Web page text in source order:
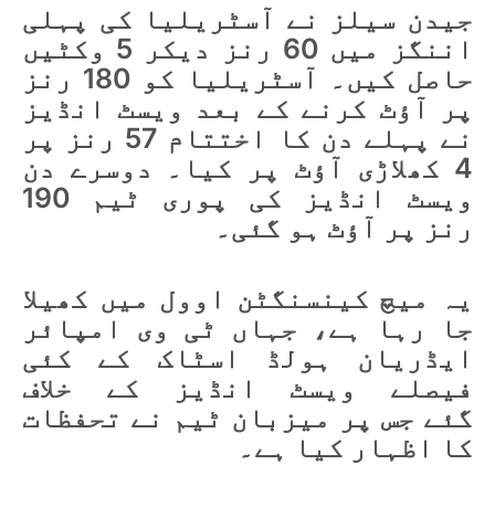
جیدن سیلز نے آسٹریلیا کی پہلی
اننگز میں 60 رنز دیکر 5 وکٹیں
حاصل کیں۔ آسٹریلیا کو 180 رنز
پر آؤٹ کرنے کے بعد ویسٹ انڈیز
نے پہلے دن کا اختتام 57 رنز پر
4 کھلاڑی آؤٹ پر کیا۔ دوسرے دن
ویسٹ انڈیز کی پوری ٹیم 190
رنز پر آؤٹ ہو گئی۔
یہ میچ کینسنگٹن اوول میں کھیلا
جا رہا ہے، جہاں ٹی وی امپائر
ایڈریان ہولڈ اسٹاک کے کئی
فیصلے ویسٹ انڈیز کے خلاف
گئے جس پر میزبان ٹیم نے تحفظات
کا اظہار کیا ہے۔